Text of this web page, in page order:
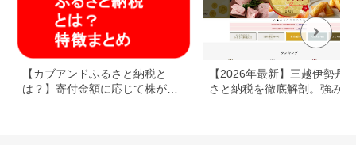
【カブアンドふるさと納税と
は？】寄付金額に応じて株がも
【2026年最新】三越伊勢丹
さと納税を徹底解剖。強みと